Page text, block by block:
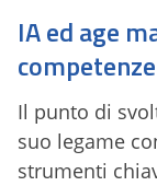
IA ed age
Il punto di
suo legame
strumenti